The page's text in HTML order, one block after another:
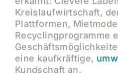
Kreislaufwirtschaft,
Plattformen,
Recyclingprogramme
eine kaufkräftige,
Kundschaft an.